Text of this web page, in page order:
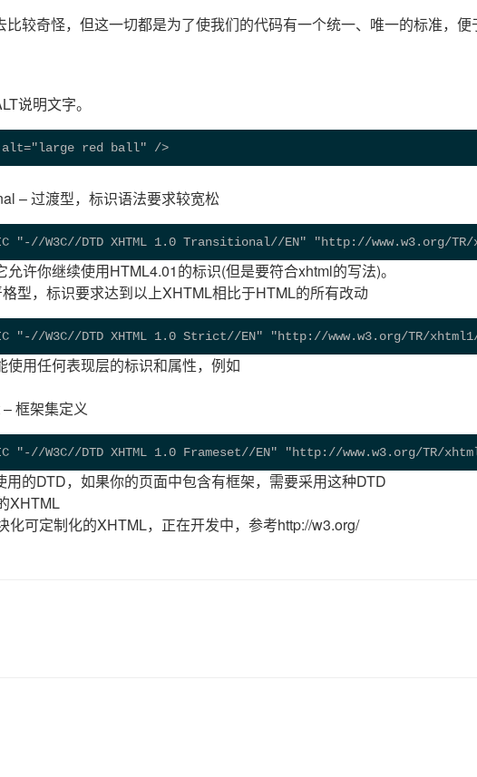
比较奇怪，但这一切都是为了使我们的代码有一个统一、唯一的标准，便
说明文字。
alt="large red ball" />
– 过渡型，标识语法要求较宽松
"-//W3C//DTD XHTML 1.0 Transitional//EN" "http://www.w3.org/
许你继续使用HTML4.01的标识(但是要符合xhtml的写法)。
型，标识要求达到以上XHTML相比于HTML的所有改动
"-//W3C//DTD XHTML 1.0 Strict//EN" "http://www.w3.org/TR/
使用任何表现层的标识和属性，例如
框架集定义
"-//W3C//DTD XHTML 1.0 Frameset//EN" "http://www.w3.org/TR/
用的DTD，如果你的页面中包含有框架，需要采用这种DTD
XHTML
化可定制化的XHTML，正在开发中，参考http://w3.org/